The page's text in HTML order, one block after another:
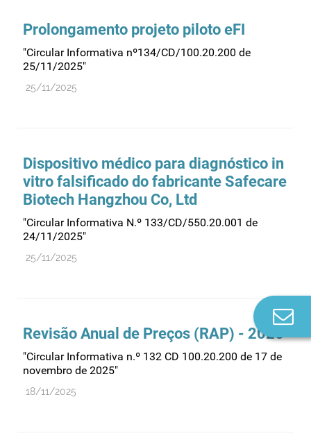
Prolongamento projeto piloto eFI
"Circular Informativa nº134/CD/100.20.200 de
25/11/2025"
25/11/2025
Dispositivo médico para diagnóstico in
vitro falsificado do fabricante Safecare
Biotech Hangzhou Co, Ltd
"Circular Informativa N.º 133/CD/550.20.001 de
24/11/2025"
25/11/2025
Revisão Anual de Preços (RAP) - 2026
"Circular Informativa n.º 132 CD 100.20.200 de 17 de
novembro de 2025"
18/11/2025